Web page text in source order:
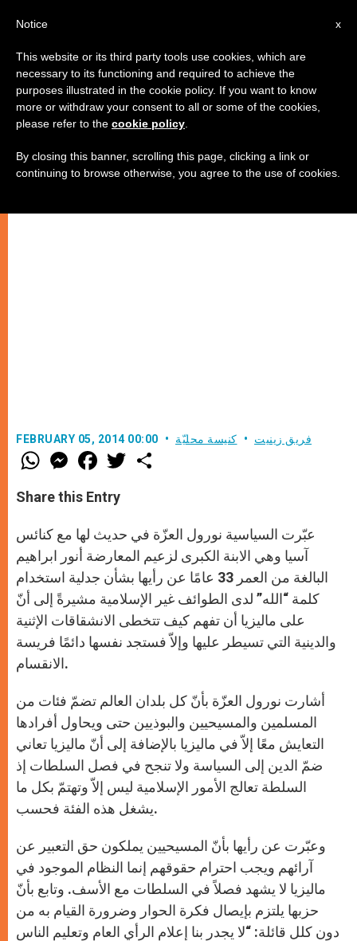
جدلية استخدام كلمة "الله" في ماليزيا
تشرحها السياسية نورول العزّة ابنة زعيم
FEBRUARY 05, 2014 00:00 فريق زينيت كنيسة محليّة
W
h
t
s
p
p
M
e
s
e
g
e
r
F
a
e
b
o
k
w
Share this Entry
عبّرت السياسية نورول العزّة في حديث لها مع كنائس
آسيا وهي الابنة الكبرى لزعيم المعارضة أنور ابراهيم
البالغة من العمر 33 عامًا عن رأيها بشأن جدلية استخدام
كلمة “الله” لدى الطوائف غير الإسلامية مشيرةً إلى أنّ
على ماليزيا أن تفهم كيف تتخطى الانشقاقات الإثنية
والدينية التي تسيطر عليها وإلاّ فستجد نفسها دائمًا فريسة
الانقسام.
أشارت نورول العزّة بأنّ كل بلدان العالم تضمّ فئات من
المسلمين والمسيحيين والبوذيين حتى ويحاول أفرادها
التعايش معًا إلاّ في ماليزيا بالإضافة إلى أنّ ماليزيا تعاني
ضمّ الدين إلى السياسة ولا تنجح في فصل السلطات إذ
السلطة تعالج الأمور الإسلامية ليس إلاّ وتهتمّ بكل ما
يشغل هذه الفئة فحسب.
وعبّرت عن رأيها بأنّ المسيحيين يملكون حق التعبير عن
آرائهم ويجب احترام حقوقهم إنما النظام الموجود في
ماليزيا لا يشهد فصلاً في السلطات مع الأسف. وتابع بأنّ
حزبها يلتزم بإيصال فكرة الحوار وضرورة القيام به من
دون كلل قائلة: “لا يجدر بنا إعلام الرأي العام وتعليم الناس
x
Notice
This website or its third party tools use cookies, which are
necessary to its functioning and required to achieve the
purposes illustrated in the cookie policy. If you want to know
more or withdraw your consent to all or some of the cookies,
please refer to the cookie policy
By closing this banner, scrolling this page, clicking a link or
continuing to browse otherwise, you agree to the use of cookies.